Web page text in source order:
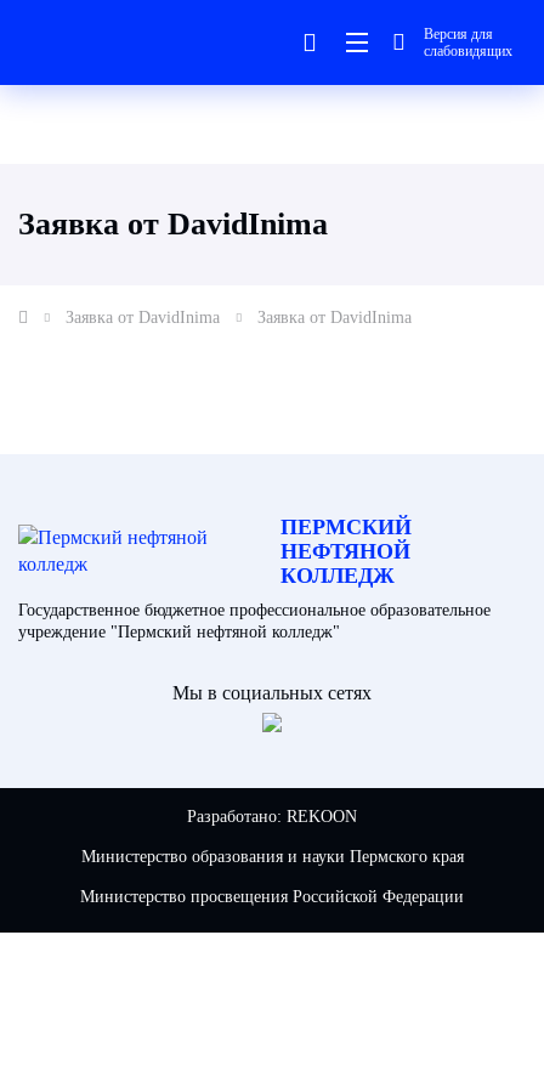
Версия для
слабовидящих
Заявка от DavidInima
Заявка от DavidInima Заявка от DavidInima
ПЕРМСКИЙ
НЕФТЯНОЙ
КОЛЛЕДЖ
Государственное бюджетное профессиональное образовательное
учреждение "Пермский нефтяной колледж"
Мы в социальных сетях
Разработано: REKOON
Министерство образования и науки Пермского края
Министерство просвещения Российской Федерации